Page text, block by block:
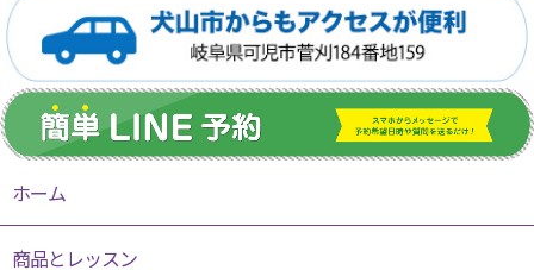
ホーム
商品とレッスン